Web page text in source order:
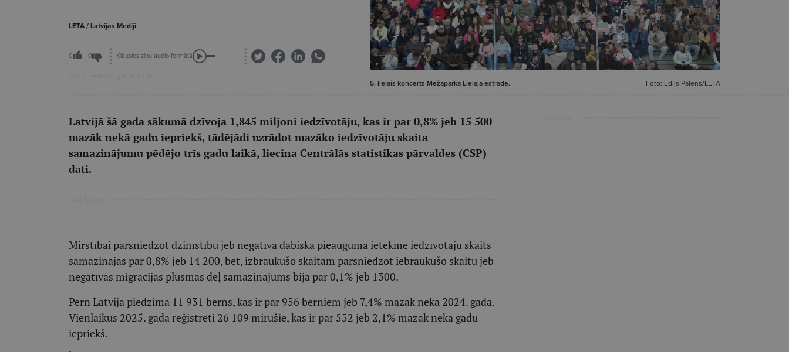
LETA / Latvijas Mediji
0 0 Klausies ziņu audio formātā
2026. gada 02. jūnijs, 16:31
5. lielais koncerts Mežaparka Lielajā estrādē. Foto: Edijs Pālens/LETA
Latvijā šā gada sākumā dzīvoja 1,845 miljoni iedzīvotāju, kas ir par 0,8% jeb 15 500
mazāk nekā gadu iepriekš, tādējādi uzrādot mazāko iedzīvotāju skaita
samazinājumu pēdējo trīs gadu laikā, liecina Centrālās statistikas pārvaldes (CSP)
dati.
Mirstībai pārsniedzot dzimstību jeb negatīva dabiskā pieauguma ietekmē iedzīvotāju skaits
samazinājās par 0,8% jeb 14 200, bet, izbraukušo skaitam pārsniedzot iebraukušo skaitu jeb
negatīvās migrācijas plūsmas dēļ samazinājums bija par 0,1% jeb 1300.
Pērn Latvijā piedzima 11 931 bērns, kas ir par 956 bērniem jeb 7,4% mazāk nekā 2024. gadā.
Vienlaikus 2025. gadā reģistrēti 26 109 mirušie, kas ir par 552 jeb 2,1% mazāk nekā gadu
iepriekš.